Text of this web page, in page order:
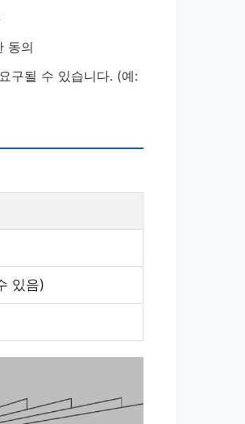
동의
구될 수 있습니다. (예:
있음)